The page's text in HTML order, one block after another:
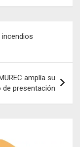
incendios
amplía su
de presentación